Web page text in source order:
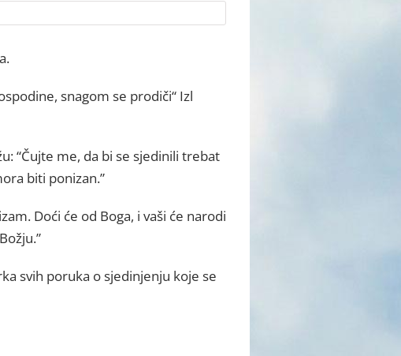
snagom se prodiči“ Izl
“Čujte me, da bi se sjedinili trebat
biti ponizan.”
Doći će od Boga, i vaši će narodi
svih poruka o sjedinjenju koje se